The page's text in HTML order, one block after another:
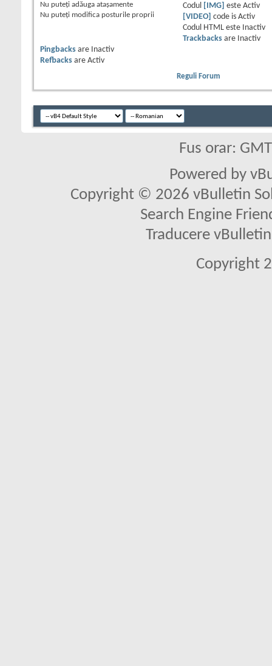
Nu puteţi adăuga ataşamente
Nu puteţi modifica posturile proprii
Codul
[IMG] este Activ
[VIDEO]
code is Activ
Codul HTML este
Inactiv
Trackbacksare
Inactiv
Pingbacks are
Inactiv
Refbacks are Activ
Reguli Forum
Fus orar:
Powered by
Copyright © 2026 vBulletin
Search Engine
Traducere
Copyright